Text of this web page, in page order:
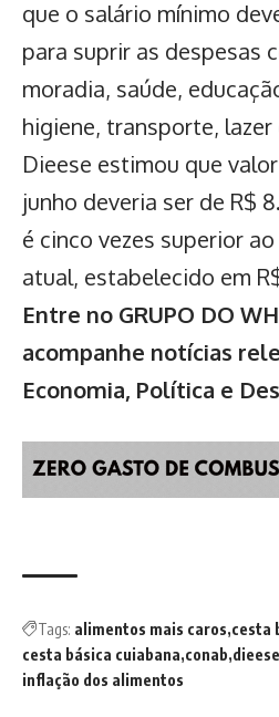
que o salário mínimo
para suprir as despesas
moradia, saúde,
higiene, transporte,
Dieese estimou que
junho deveria ser de R$
é cinco vezes superior
atual, estabelecido em R$
Entre no GRUPO DO
acompanhe notícias
Economia, Política e
Tags: alimentos mais caros cesta
cesta básica cuiabana conab dieese
inflação dos alimentos